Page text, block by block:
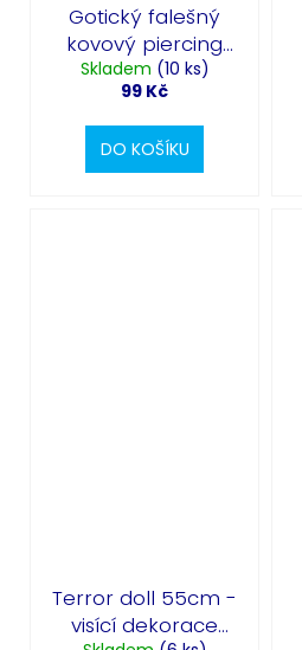
Gotický falešný
kovový piercing
hroty - sada 3ks
Skladem (10 ks)
99 Kč
DO KOŠÍKU
Terror doll 55cm -
visící dekorace